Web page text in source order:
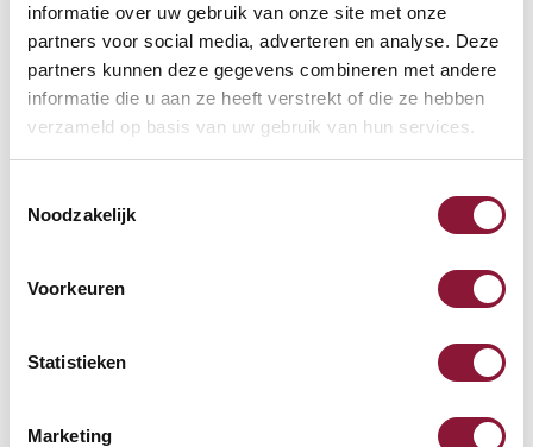
informatie over uw gebruik van onze site met onze
partners voor social media, adverteren en analyse. Deze
partners kunnen deze gegevens combineren met andere
informatie die u aan ze heeft verstrekt of die ze hebben
verzameld op basis van uw gebruik van hun services.
Noodzakelijk
Voorkeuren
Statistieken
Marketing
Beschikbaar